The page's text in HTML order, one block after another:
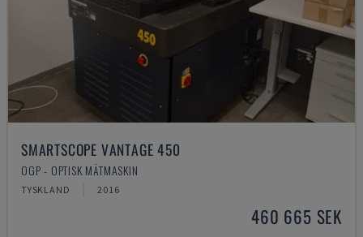
SMARTSCOPE VANTAGE 450
OGP - OPTISK MÄTMASKIN
TYSKLAND 2016
460 665 SEK